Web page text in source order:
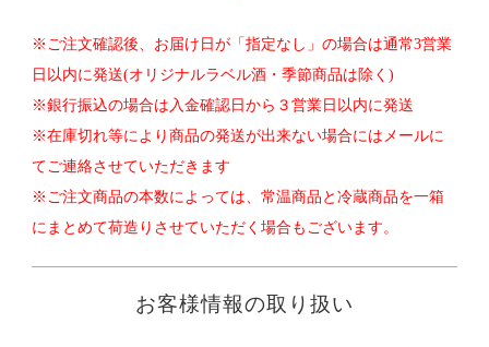
※ご注文確認後、お届け日が「指定なし」の場合は通常3営業
日以内に発送(オリジナルラベル酒・季節商品は除く)
※銀行振込の場合は入金確認日から３営業日以内に発送
※在庫切れ等により商品の発送が出来ない場合にはメールに
てご連絡させていただきます
※ご注文商品の本数によっては、常温商品と冷蔵商品を一箱
にまとめて荷造りさせていただく場合もございます。
お客様情報の取り扱い